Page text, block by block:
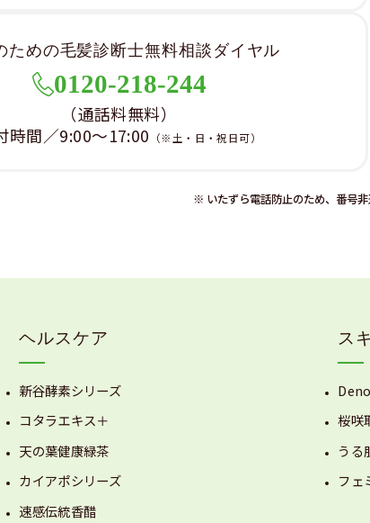
ための毛髪診断士無料相談ダイヤル
0120-218-244
（通話料無料）
時間／9:00～17:00
（※土・日・祝日可）
※ いたずら電話防止のため、番号非
ヘルスケア
新谷酵素シリーズ
コタラエキス＋
天の葉健康緑茶
カイアポシリーズ
速感伝統香醋
ス
桜咲
うる
フェ